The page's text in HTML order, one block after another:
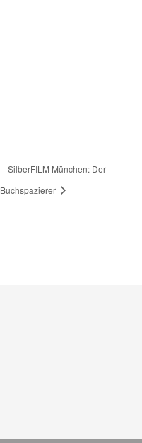
SilberFILM München: Der
Buchspazierer